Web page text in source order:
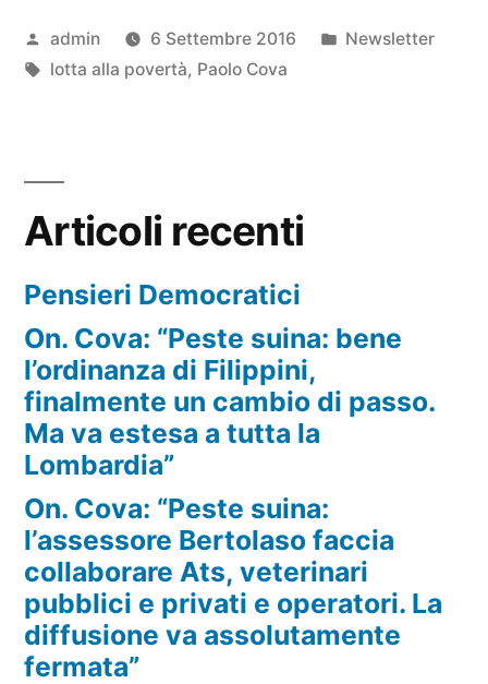
Pubblicato
da
admin 6 Settembre 2016
Pubblicato
Newsletter
Tag:
lotta alla povertà, Paolo Cova
Articoli recenti
Pensieri Democratici
On. Cova: “Peste suina: bene
l’ordinanza di Filippini,
finalmente un cambio di passo.
Ma va estesa a tutta la
Lombardia”
On. Cova: “Peste suina:
l’assessore Bertolaso faccia
collaborare Ats, veterinari
pubblici e privati e operatori. La
diffusione va assolutamente
fermata”